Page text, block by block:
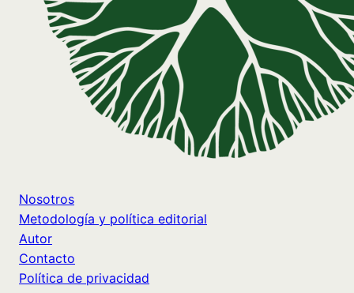
Nosotros
Metodología y política editorial
Autor
Contacto
Política de privacidad